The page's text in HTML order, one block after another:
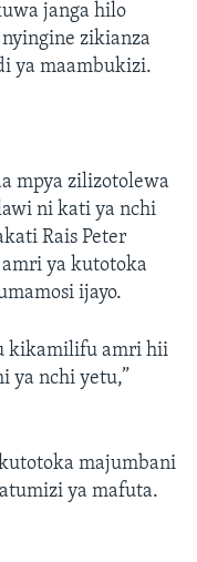
janga hilo
zikianza
ya maambukizi.
mpya zilizotolewa
ni kati ya nchi
Rais Peter
ya kutotoka
ijayo.
kikamilifu amri hii
ya nchi yetu,”
majumbani
ya mafuta.